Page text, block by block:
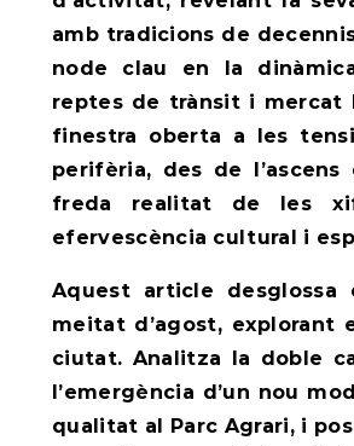
amb tradicions de
node clau en la
reptes de trànsit i mercat
finestra oberta a les
perifèria, des de
freda realitat de les
efervescència cultural i
Aquest article
meitat d’agost,
ciutat. Analitza la doble
l’emergència d’un nou
qualitat al Parc Agrari, i